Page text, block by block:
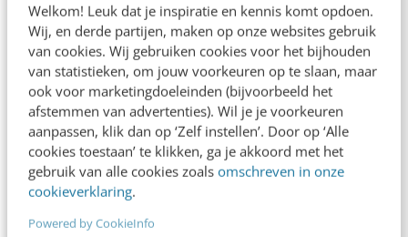
Welkom! Leuk dat je inspiratie en kennis komt opdoen.
Wij, en derde partijen, maken op onze websites gebruik
van cookies. Wij gebruiken cookies voor het bijhouden
van statistieken, om jouw voorkeuren op te slaan, maar
ook voor marketingdoeleinden (bijvoorbeeld het
afstemmen van advertenties). Wil je je voorkeuren
aanpassen, klik dan op ‘Zelf instellen’. Door op ‘Alle
cookies toestaan’ te klikken, ga je akkoord met het
gebruik van alle cookies zoals omschreven in onze
cookieverklaring.
Powered by CookieInfo
Je kunt woorden uitlichten door ze
bijvoorbeeld vet of cursief te maken. De ogen
van de lezer worden automatisch naar die
woorden getrokken. Test het eens,
bijvoorbeeld bij langere opsommingen of om
een accent aan te brengen. Wees er wel zuinig
mee. Het moet er niet te